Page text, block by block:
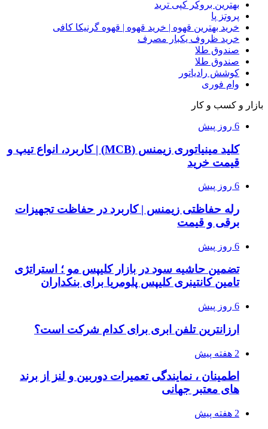
بهترین بروکر کپی ترید
پروتز پا
خرید بهترین قهوه | خرید قهوه | قهوه گرنیکا کافی
خرید ظروف یکبار مصرف
صندوق طلا
صندوق طلا
کوشش رادیاتور
وام فوری
بازار و کسب و کار
6 روز پیش
کلید مینیاتوری زیمنس (MCB) | کاربرد، انواع تیپ و
قیمت خرید
6 روز پیش
رله حفاظتی زیمنس | کاربرد در حفاظت تجهیزات
برقی و قیمت
6 روز پیش
تضمین حاشیه سود در بازار کلیپس مو ؛ استراتژی
تامین کانتینری کلیپس پلومریا برای بنکداران
6 روز پیش
ارزانترین تلفن ابری برای کدام شرکت است؟
2 هفته پیش
اطمینان ، نمایندگی تعمیرات دوربین و لنز از برند
های معتبر جهانی
2 هفته پیش